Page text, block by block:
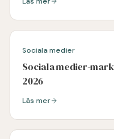
Läs mer om
Sociala medier
Sociala medier-
2026
Läs mer om
Läs mer